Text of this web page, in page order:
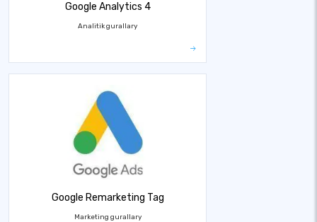
Google Analytics 4
Analitik gurallary
Google Remarketing Tag
Marketing gurallary